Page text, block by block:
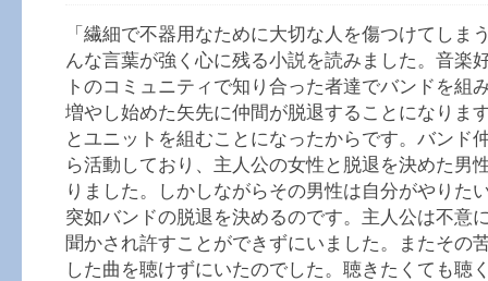
「繊細で不器用なために大切な人を傷つけてしま
んな言葉が強く心に残る小説を読みました。音楽
トのコミュニティで知り合った者達でバンドを組
増やし始めた矢先に仲間が脱退することになりま
とユニットを組むことになったからです。バンド
ら活動しており、主人公の女性と脱退を決めた男
りました。しかしながらその男性は自分がやりた
突如バンドの脱退を決めるのです。主人公は不意
聞かされ許すことができずにいました。またその
した曲を聴けずにいたのでした。聴きたくても聴